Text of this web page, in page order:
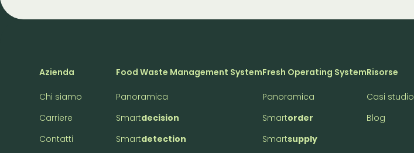
Azienda
Chi siamo
Carriere
Contatti
Food Waste Management System
Panoramica
Smartdecision
Smartdetection
Fresh Operating System
Panoramica
Smartorder
Smartsupply
Risorse
Casi studio
Blog